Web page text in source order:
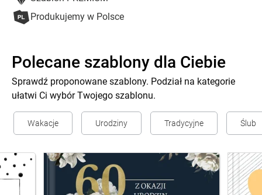
Produkujemy w Polsce
Polecane szablony dla Ciebie
Sprawdź proponowane szablony. Podział na kategorie
ułatwi Ci wybór Twojego szablonu.
Wakacje Urodziny Tradycyjne Ślub